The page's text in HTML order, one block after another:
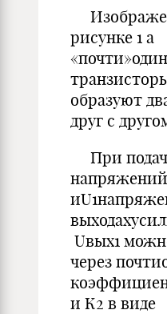
рисунке 1 а
образуют
друг с
При
Uвых1
через
и К2 в виде